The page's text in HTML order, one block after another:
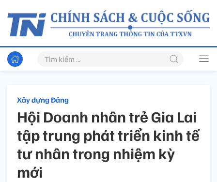
Xây dựng Đảng
Hội Doanh nhân trẻ Gia Lai
tập trung phát triển kinh tế
tư nhân trong nhiệm kỳ
mới